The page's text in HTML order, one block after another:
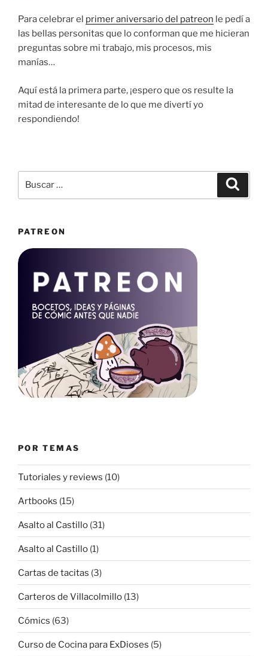
Para celebrar el primer aniversario del patreon le pedí a
las bellas personitas que lo conforman que me hicieran
preguntas sobre mi trabajo, mis procesos, mis
manías…
Aquí está la primera parte, ¡espero que os resulte la
mitad de interesante de lo que me divertí yo
respondiendo!
por:
PATREON
POR TEMAS
Tutoriales y reviews (10)
Artbooks (15)
Asalto al Castillo (31)
Asalto al Castillo (1)
Cartas de tacitas (3)
Carteros de Villacolmillo (13)
Cómics (63)
Curso de Cocina para ExDioses (5)